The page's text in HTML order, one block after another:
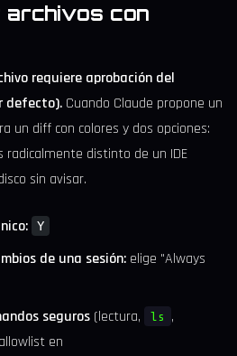
archivos con
requiere aprobación del
defecto). Cuando Claude propone un
un diff con colores y dos opciones:
radicalmente distinto de un IDE
sin avisar.
Y
de una sesión: elige "Always
seguros (lectura, ls ,
en